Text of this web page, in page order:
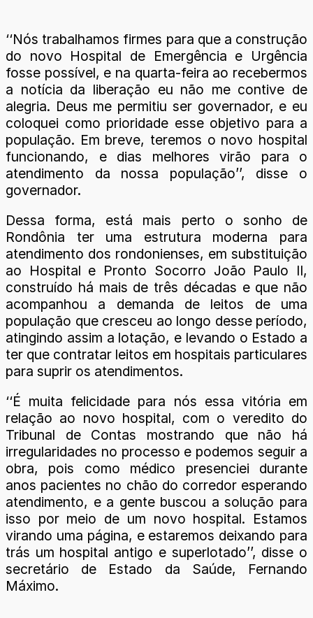
‘‘Nós trabalhamos firmes para que a construção
do novo Hospital de Emergência e Urgência
fosse possível, e na quarta-feira ao recebermos
a notícia da liberação eu não me contive de
alegria. Deus me permitiu ser governador, e eu
coloquei como prioridade esse objetivo para a
população. Em breve, teremos o novo hospital
funcionando, e dias melhores virão para o
atendimento da nossa população’’, disse o
governador.
Dessa forma, está mais perto o sonho de
Rondônia ter uma estrutura moderna para
atendimento dos rondonienses, em substituição
ao Hospital e Pronto Socorro João Paulo II,
construído há mais de três décadas e que não
acompanhou a demanda de leitos de uma
população que cresceu ao longo desse período,
atingindo assim a lotação, e levando o Estado a
ter que contratar leitos em hospitais particulares
para suprir os atendimentos.
‘‘É muita felicidade para nós essa vitória em
relação ao novo hospital, com o veredito do
Tribunal de Contas mostrando que não há
irregularidades no processo e podemos seguir a
obra, pois como médico presenciei durante
anos pacientes no chão do corredor esperando
atendimento, e a gente buscou a solução para
isso por meio de um novo hospital. Estamos
virando uma página, e estaremos deixando para
trás um hospital antigo e superlotado’’, disse o
secretário de Estado da Saúde, Fernando
Máximo.